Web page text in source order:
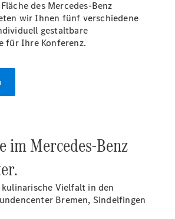
S-Klasse
Klasse
S-
neue
des Mercedes-Benz
wir Ihnen fünf verschiedene
gestaltbare
für Ihre Konferenz.
im Mercedes‑Benz
Vielfalt in den
Bremen, Sindelfingen